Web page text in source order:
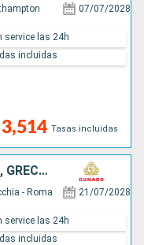
07/07/2028
Tasas incluidas
service las 24h
incluidas
MALTA, MONTENEGRO, CROACIA, GRECIA, ESPAÑA, FRANCIA, ITALIA
- Roma 21/07/2028
service las 24h
incluidas